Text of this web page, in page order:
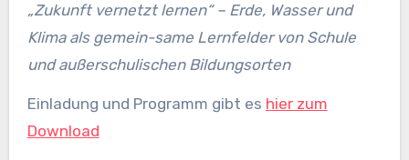
„Zukunft vernetzt lernen“ – Erde, Wasser und
Klima als gemein-same Lernfelder von Schule
und außerschulischen Bildungsorten
Einladung und Programm gibt es hier zum
Download